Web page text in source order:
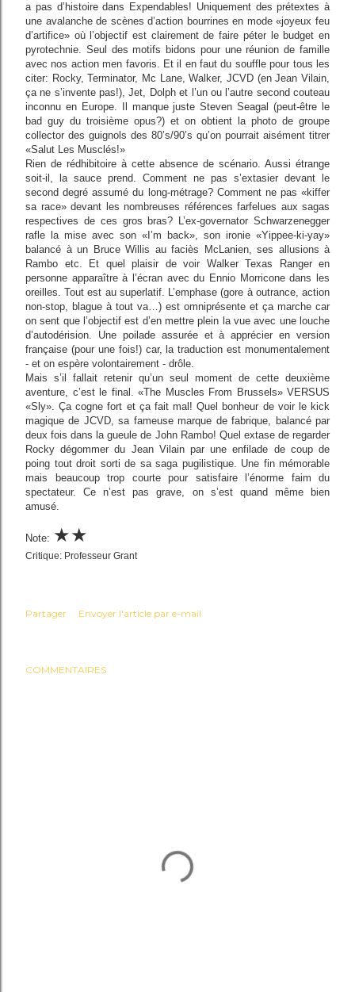
a pas d’histoire dans Expendables! Uniquement des prétextes à
une avalanche de scènes d’action bourrines en mode «joyeux feu
d’artifice» où l’objectif est clairement de faire péter le budget en
pyrotechnie. Seul des motifs bidons pour une réunion de famille
avec nos action men favoris. Et il en faut du souffle pour tous les
citer: Rocky, Terminator, Mc Lane, Walker, JCVD (en Jean Vilain,
ça ne s’invente pas!), Jet, Dolph et l’un ou l’autre second couteau
inconnu en Europe. Il manque juste Steven Seagal (peut-être le
bad guy du troisième opus?) et on obtient la photo de groupe
collector des guignols des 80’s/90’s qu’on pourrait aisément titrer
«Salut Les Musclés!»
Rien de rédhibitoire à cette absence de scénario. Aussi étrange
soit-il, la sauce prend. Comment ne pas s’extasier devant le
second degré assumé du long-métrage? Comment ne pas «kiffer
sa race» devant les nombreuses références farfelues aux sagas
respectives de ces gros bras? L’ex-governator Schwarzenegger
rafle la mise avec son «I’m back», son ironie «Yippee-ki-yay»
balancé à un Bruce Willis au faciès McLanien, ses allusions à
Rambo etc. Et quel plaisir de voir Walker Texas Ranger en
personne apparaître à l’écran avec du Ennio Morricone dans les
oreilles. Tout est au superlatif. L’emphase (gore à outrance, action
non-stop, blague à tout va…) est omniprésente et ça marche car
on sent que l’objectif est d’en mettre plein la vue avec une louche
d’autodérision. Une poilade assurée et à apprécier en version
française (pour une fois!) car, la traduction est monumentalement
- et on espère volontairement - drôle.
Mais s’il fallait retenir qu’un seul moment de cette deuxième
aventure, c’est le final. «The Muscles From Brussels» VERSUS
«Sly». Ça cogne fort et ça fait mal! Quel bonheur de voir le kick
magique de JCVD, sa fameuse marque de fabrique, balancé par
deux fois dans la gueule de John Rambo! Quel extase de regarder
Rocky dégommer du Jean Vilain par une enfilade de coup de
poing tout droit sorti de sa saga pugilistique. Une fin mémorable
mais beaucoup trop courte pour satisfaire l’énorme faim du
spectateur. Ce n’est pas grave, on s’est quand même bien
amusé.
Note: ★★
Critique: Professeur Grant
Partager Envoyer l'article par e-mail
COMMENTAIRES